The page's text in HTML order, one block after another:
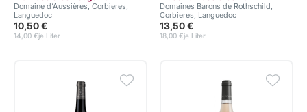
Domaine d‘Aussières, Corbieres,
Languedoc
10,50 €
je Liter
14,00 €
Domaines Barons de Rothschild,
Corbieres, Languedoc
13,50 €
je Liter
18,00 €